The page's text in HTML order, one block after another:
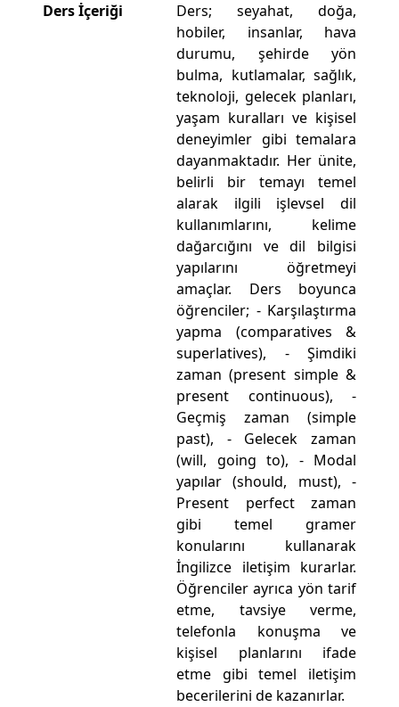
Ders İçeriği
Ders; seyahat, doğa,
hobiler, insanlar, hava
durumu, şehirde yön
bulma, kutlamalar, sağlık,
teknoloji, gelecek planları,
yaşam kuralları ve kişisel
deneyimler gibi temalara
dayanmaktadır. Her ünite,
belirli bir temayı temel
alarak ilgili işlevsel dil
kullanımlarını, kelime
dağarcığını ve dil bilgisi
yapılarını öğretmeyi
amaçlar. Ders boyunca
öğrenciler; - Karşılaştırma
yapma (comparatives &
superlatives), - Şimdiki
zaman (present simple &
present continuous), -
Geçmiş zaman (simple
past), - Gelecek zaman
(will, going to), - Modal
yapılar (should, must), -
Present perfect zaman
gibi temel gramer
konularını kullanarak
İngilizce iletişim kurarlar.
Öğrenciler ayrıca yön tarif
etme, tavsiye verme,
telefonla konuşma ve
kişisel planlarını ifade
etme gibi temel iletişim
becerilerini de kazanırlar.